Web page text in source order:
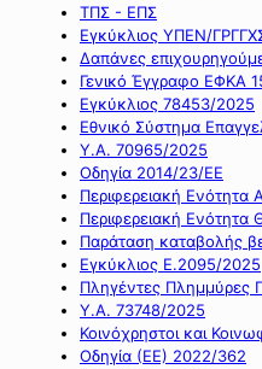
ΤΠΣ - ΕΠΣ
Εγκύκλιος ΥΠΕΝ/
Δαπάνες
Γενικό Έγγραφο ΕΦΚΑ
Εγκύκλιος 78453/2025
Εθνικό Σύστημα
Υ.Α. 70965/2025
Οδηγία 2014/23/ΕΕ
Περιφερειακή Ενότητα
Περιφερειακή Ενότητα
Παράταση καταβολής
Εγκύκλιος Ε.2095/2025
Πληγέντες Πλημμύρες
Υ.Α. 73748/2025
Κοινόχρηστοι και
Οδηγία (ΕΕ) 2022/362